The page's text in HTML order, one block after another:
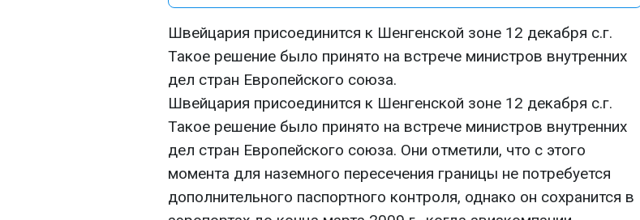
Швейцария присоединится к Шенгенской зоне 12 декабря с.г.
Такое решение было принято на встрече министров внутренних
дел стран Европейского союза.
Швейцария присоединится к Шенгенской зоне 12 декабря с.г.
Такое решение было принято на встрече министров внутренних
дел стран Европейского союза. Они отметили, что с этого
момента для наземного пересечения границы не потребуется
дополнительного паспортного контроля, однако он сохранится в